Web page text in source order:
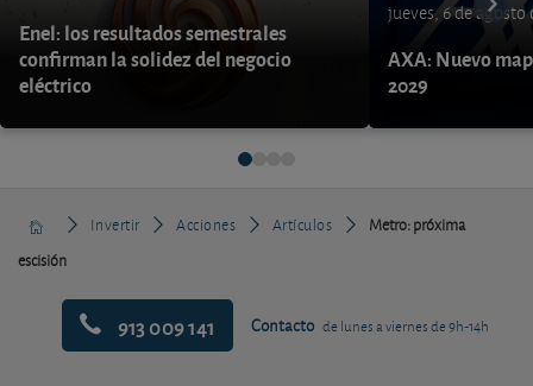
Enel: los resultados semestrales
confirman la solidez del negocio
eléctrico
jueves, 6 de agosto
AXA: Nuevo
2029
Invertir Acciones Artículos
Metro: próxima
escisión
913 009 141 Contacto de lunes a viernes de 9h-14h